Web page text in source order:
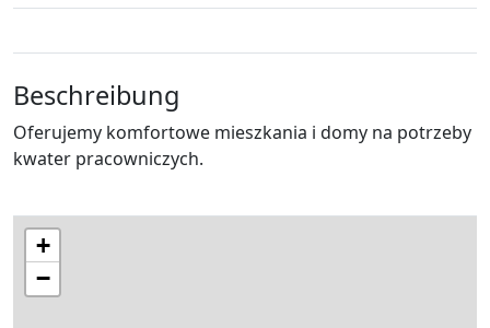
Beschreibung
Oferujemy komfortowe mieszkania i domy na potrzeby
kwater pracowniczych.
+
−